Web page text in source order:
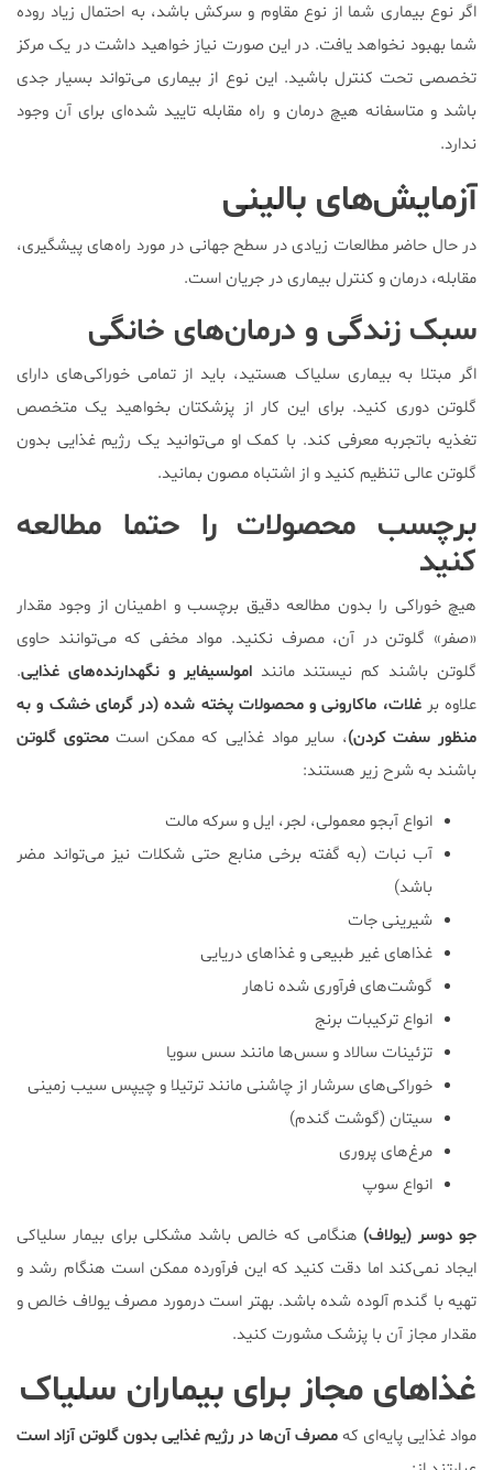
اگر نوع بیماری شما از نوع مقاوم و سرکش باشد، به احتمال زیاد روده
شما بهبود نخواهد یافت. در این صورت نیاز خواهید داشت در یک مرکز
تخصصی تحت کنترل باشید. این نوع از بیماری می‌تواند بسیار جدی
باشد و متاسفانه هیچ درمان و راه مقابله تایید شده‌ای برای آن وجود
ندارد.
آزمایش‌های بالینی
در حال حاضر مطالعات زیادی در سطح جهانی در مورد راه‌های پیشگیری،
مقابله، درمان و کنترل بیماری در جریان است.
سبک زندگی و درمان‌های خانگی
اگر مبتلا به بیماری سلیاک هستید، باید از تمامی خوراکی‌های دارای
گلوتن دوری کنید. برای این کار از پزشکتان بخواهید یک متخصص
تغذیه باتجربه معرفی کند. با کمک او می‌توانید یک رژیم غذایی بدون
گلوتن عالی تنظیم کنید و از اشتباه مصون بمانید.
برچسب محصولات را حتما مطالعه
کنید
هیچ خوراکی را بدون مطالعه دقیق برچسب و اطمینان از وجود مقدار
«صفر» گلوتن در آن، مصرف نکنید. مواد مخفی که می‌توانند حاوی
گلوتن باشند کم نیستند مانندامولسیفایر و نگهدارند‌ه‌های غذایی.
علاوه برغلات، ماکارونی و محصولات پخته شده (در گرمای خشک و به
منظور سفت کردن)، سایر مواد غذایی که ممکن استمحتوی گلوتن
باشند به شرح زیر هستند:
انواع آبجو معمولی، لجر، ایل و سرکه مالت
آب نبات (به گفته برخی منابع حتی شکلات نیز می‌تواند مضر
باشد)
شیرینی جات
غذاهای غیر طبیعی و غذاهای دریایی
گوشت‌های فرآوری شده ناهار
انواع ترکیبات برنج
تزئینات سالاد و سس‌ها مانند سس سویا
خوراکی‌های سرشار از چاشنی مانند ترتیلا و چیپس سیب زمینی
سیتان (گوشت گندم)
مرغ‌های پروری
انواع سوپ
جو دوسر (یولاف) هنگامی که خالص باشد مشکلی برای بیمار سلیاکی
ایجاد نمی‌کند اما دقت کنید که این فرآورده ممکن است هنگام رشد و
تهیه با گندم آلوده شده باشد. بهتر است درمورد مصرف یولاف خالص و
مقدار مجاز آن با پزشک مشورت کنید.
غذاهای مجاز برای بیماران سلیاک
مواد غذایی پایه‌ای کهمصرف آن‌ها در رژیم غذایی بدون گلوتن آزاد است